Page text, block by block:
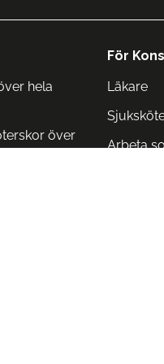
hela
över
För
Läkare
Arbeta